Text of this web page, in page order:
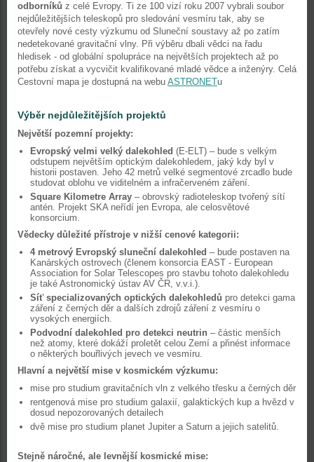
odborníků z celé Evropy. Ti ze 100 vizí roku 2007 vybrali soubor
nejdůležitějších teleskopů pro sledování vesmíru tak, aby se
otevřely nové cesty výzkumu od Sluneční soustavy až po zatím
nedetekované gravitační vlny. Při výběru dbali vědci na řadu
hledisek - od globální spolupráce na největších projektech až po
potřebu získat a vycvičit kvalifikované mladé vědce a inženýry. Celá
Cestovní mapa je dostupná na webu ASTRONETu
Výběr nejdůležitějších projektů
Největší pozemní projekty:
Evropský velmi velký dalekohled (E-ELT) – bude s velkým
odstupem největším optickým dalekohledem, jaký kdy byl v
historii postaven. Jeho 42 metrů velké segmentové zrcadlo bude
studovat oblohu ve viditelném a infračerveném záření.
Square Kilometre Array – obrovský radioteleskop tvořený sítí
antén. Projekt SKA neřídí jen Evropa, ale celosvětové
konsorcium.
Vědecky důležité přístroje v nižší cenové kategorii:
4 metrový Evropský sluneční dalekohled – bude postaven na
Kanárských ostrovech (členem konsorcia EAST - European
Association for Solar Telescopes pro stavbu tohoto dalekohledu
je také Astronomický ústav AV ČR, v.v.i.).
Síť specializovaných optických dalekohledů pro detekci gama
záření z černých děr a dalších zdrojů záření z vesmíru o
vysokých energiích.
Podvodní dalekohled pro detekci neutrin – částic menších
než atomy, které dokáží proletět celou Zemí a přinést informace
o některých bouřlivých jevech ve vesmíru.
Hlavní a největší mise v kosmickém výzkumu:
mise pro studium gravitačních vln z velkého třesku a černých děr
rentgenová mise pro studium galaxií, galaktických kup a hvězd v
dosud nepozorovaných detailech
dvě mise pro studium planet Jupiter a Saturn a jejich satelitů.
Stejně náročné, ale levnější kosmické mise: